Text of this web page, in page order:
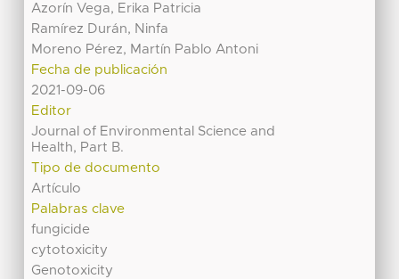
Azorín Vega, Erika Patricia
Ramírez Durán, Ninfa
Moreno Pérez, Martín Pablo Antoni
Fecha de publicación
2021-09-06
Editor
Journal of Environmental Science and
Health, Part B.
Tipo de documento
Artículo
Palabras clave
fungicide
cytotoxicity
Genotoxicity